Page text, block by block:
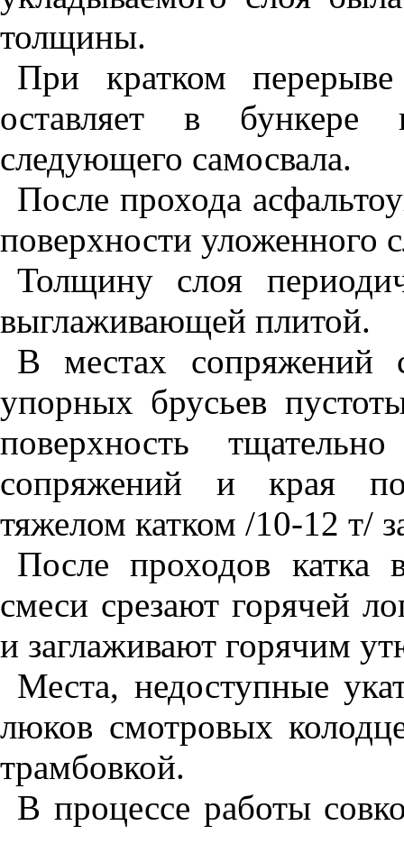
толщины.
При кратком
оставляет в
следующего самосвала.
После прохода
поверхности уложенного
Толщину слоя
выглаживающей плитой.
В местах сопряжений
упорных брусьев
поверхность
сопряжений и края
тяжелом катком /10-12 т/
После проходов катка
смеси срезают горячей
и заглаживают горячим
Места, недоступные
люков смотровых
трамбовкой.
В процессе работы